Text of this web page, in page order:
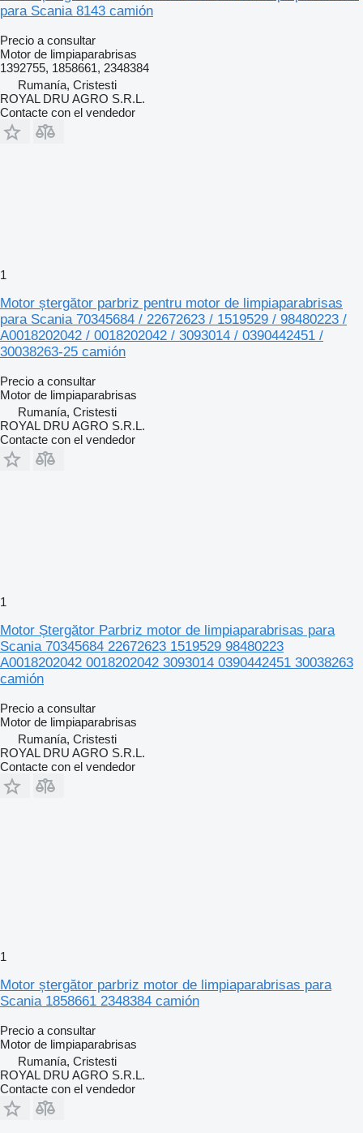
para Scania 8143 camión
Precio a consultar
Motor de limpiaparabrisas
1392755, 1858661, 2348384
Rumanía, Cristesti
ROYAL DRU AGRO S.R.L.
Contacte con el vendedor
1
Motor ștergător parbriz pentru motor de limpiaparabrisas
para Scania 70345684 / 22672623 / 1519529 / 98480223 /
A0018202042 / 0018202042 / 3093014 / 0390442451 /
30038263-25 camión
Precio a consultar
Motor de limpiaparabrisas
Rumanía, Cristesti
ROYAL DRU AGRO S.R.L.
Contacte con el vendedor
1
Motor Ștergător Parbriz motor de limpiaparabrisas para
Scania 70345684 22672623 1519529 98480223
A0018202042 0018202042 3093014 0390442451 30038263
camión
Precio a consultar
Motor de limpiaparabrisas
Rumanía, Cristesti
ROYAL DRU AGRO S.R.L.
Contacte con el vendedor
1
Motor ștergător parbriz motor de limpiaparabrisas para
Scania 1858661 2348384 camión
Precio a consultar
Motor de limpiaparabrisas
Rumanía, Cristesti
ROYAL DRU AGRO S.R.L.
Contacte con el vendedor